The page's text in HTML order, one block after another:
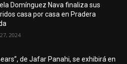
Domínguez Nava finaliza sus
casa por casa en Pradera
2024
de Jafar Panahi, se exhibirá en